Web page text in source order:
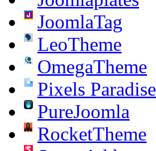
JoomlaTag
LeoTheme
OmegaTheme
Pixels Paradise
PureJoomla
RocketTheme